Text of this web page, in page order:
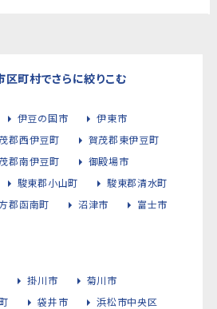
町村でさらに絞りこむ
伊豆の国市
伊東市
郡西伊豆町
賀茂郡東伊豆町
郡南伊豆町
御殿場市
駿東郡小山町
駿東郡清水町
郡函南町 沼津市
富士市
掛川市
菊川市
袋井市
浜松市中央区